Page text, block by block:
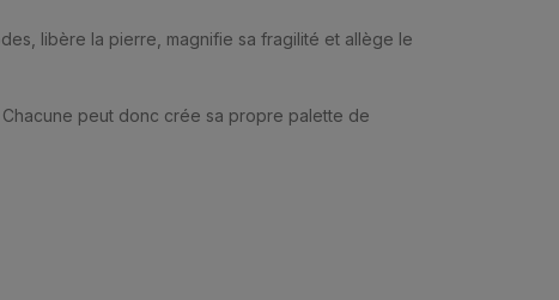
libère la pierre, magnifie sa fragilité et allège le
peut donc crée sa propre palette de